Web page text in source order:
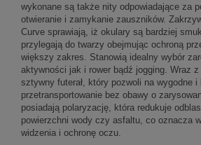
wykonane są także nity odpowiadające za
otwieranie i zamykanie zauszników.
Curve sprawiają, iż okulary są bardziej
przylegają do twarzy obejmując ochroną
większy zakres. Stanowią idealny wybór
aktywności jak i rower bądź jogging. Wraz
sztywny futerał, który pozwoli na wygodne i
przetransportowanie bez obawy o
posiadają polaryzację, która redukuje
powierzchni wody czy asfaltu, co oznacza
widzenia i ochronę oczu.